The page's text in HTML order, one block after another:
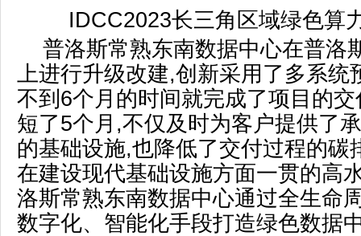
IDCC2023长三角区域绿色算
普洛斯常熟东南数据中心在普洛
上进行升级改建,创新采用了多系统
不到6个月的时间就完成了项目的
短了5个月,不仅及时为客户提供了
的基础设施,也降低了交付过程的碳
在建设现代基础设施方面一贯的高
洛斯常熟东南数据中心通过全生命
数字化、智能化手段打造绿色数据